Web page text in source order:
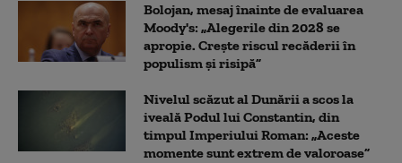
Bolojan, mesaj înainte de evaluarea
Moody's: „Alegerile din 2028 se
apropie. Crește riscul recăderii în
populism și risipă”
Nivelul scăzut al Dunării a scos la
iveală Podul lui Constantin, din
timpul Imperiului Roman: „Aceste
momente sunt extrem de valoroase”